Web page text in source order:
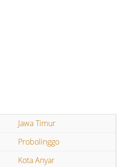
Jawa Timur
Probolinggo
Kota Anyar